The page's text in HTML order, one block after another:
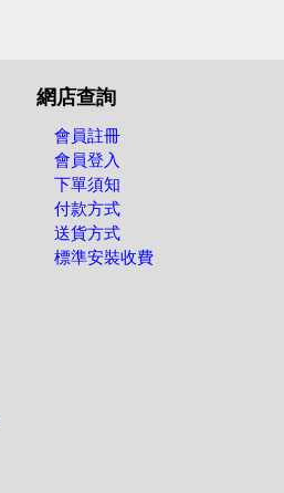
網店查詢
會員註冊
會員登入
下單須知
付款方式
送貨方式
標準安裝收費